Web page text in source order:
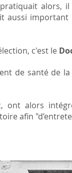
alors,
aussi
c'est le
de santé de
ont alors
afin